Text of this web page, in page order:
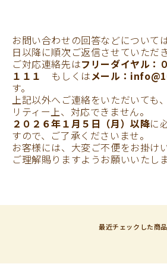
お問い合わせの回答などについて
日以降に順次ご返信させていただき
ご対応連絡先はフリーダイヤル：
１１１
もしくはメール：
す。
上記以外へご連絡をいただいても
リティー上、対応できません。
２０２６年１月５日（月）以降に
すので、ご了承くださいませ。
お客様には、大変ご不便をお掛け
ご理解賜りますようお願いいたしま
最近チェックした商品